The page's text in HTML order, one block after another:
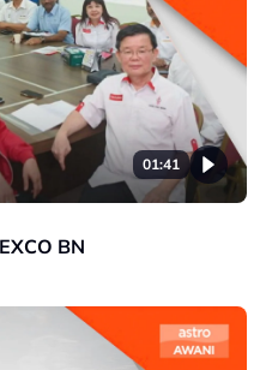
01:41
BN